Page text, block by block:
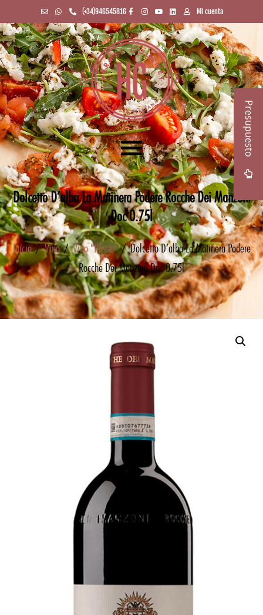
(+34)946545816 Mi cuenta
Dolcetto D’alba La Matinera Podere Rocche Dei Manzoni
Doc 0.75l
Inicio/Vino/Vino "Rosso"/ Dolcetto D’alba La Matinera Podere
Rocche Dei Manzoni Doc 0.75l
Presupuesto